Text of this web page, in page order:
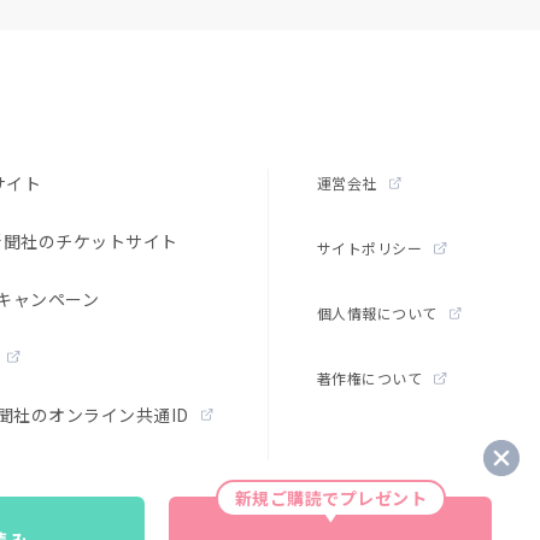
新規ご購読でプレゼント
ト
社のチケットサイト
ャンペーン
社のオンライン共通ID
運営会社
サイトポリシー
個人情報について
著作権について